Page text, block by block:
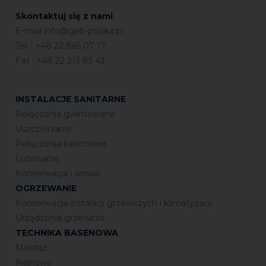
następnie połączyć je, naciskając mocno pod wodą.
➢ W przypadku łączenia lub uszczelniania należy
spoinę natychmiast wygładzić nadając jej pożądany
ostateczny kształt.
➢ W przypadku klejenia, jeśli to możliwe, pokryć
Czyszczenie materiału :
Nadmiar świeżej nieutwardzonej mastyki można
usunąć za pomocą rozpuszczalnika typu acetonowego.
W zanurzeniu wystarczy zwykła ściereczka.
INSTALACJE SANITARNE
Połączenia gwintowane
Uszczelnianie
Połączenia kielichowe
Lutowanie
Konserwacja i serwis
OGRZEWANIE
Konserwacja instalacji grzewczych i klimatyzacji
Urządzenia grzewcze
TECHNIKA BASENOWA
Montaż
Naprawa
Skontaktuj się z nami
E-mail info@geb-polska.pl
Tel. : +48 22 865 07 17
Fax : +48 22 213 85 43